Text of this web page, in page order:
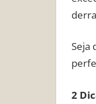
Seja
2